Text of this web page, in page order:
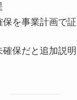
保を事業計画で
確保だと追加説